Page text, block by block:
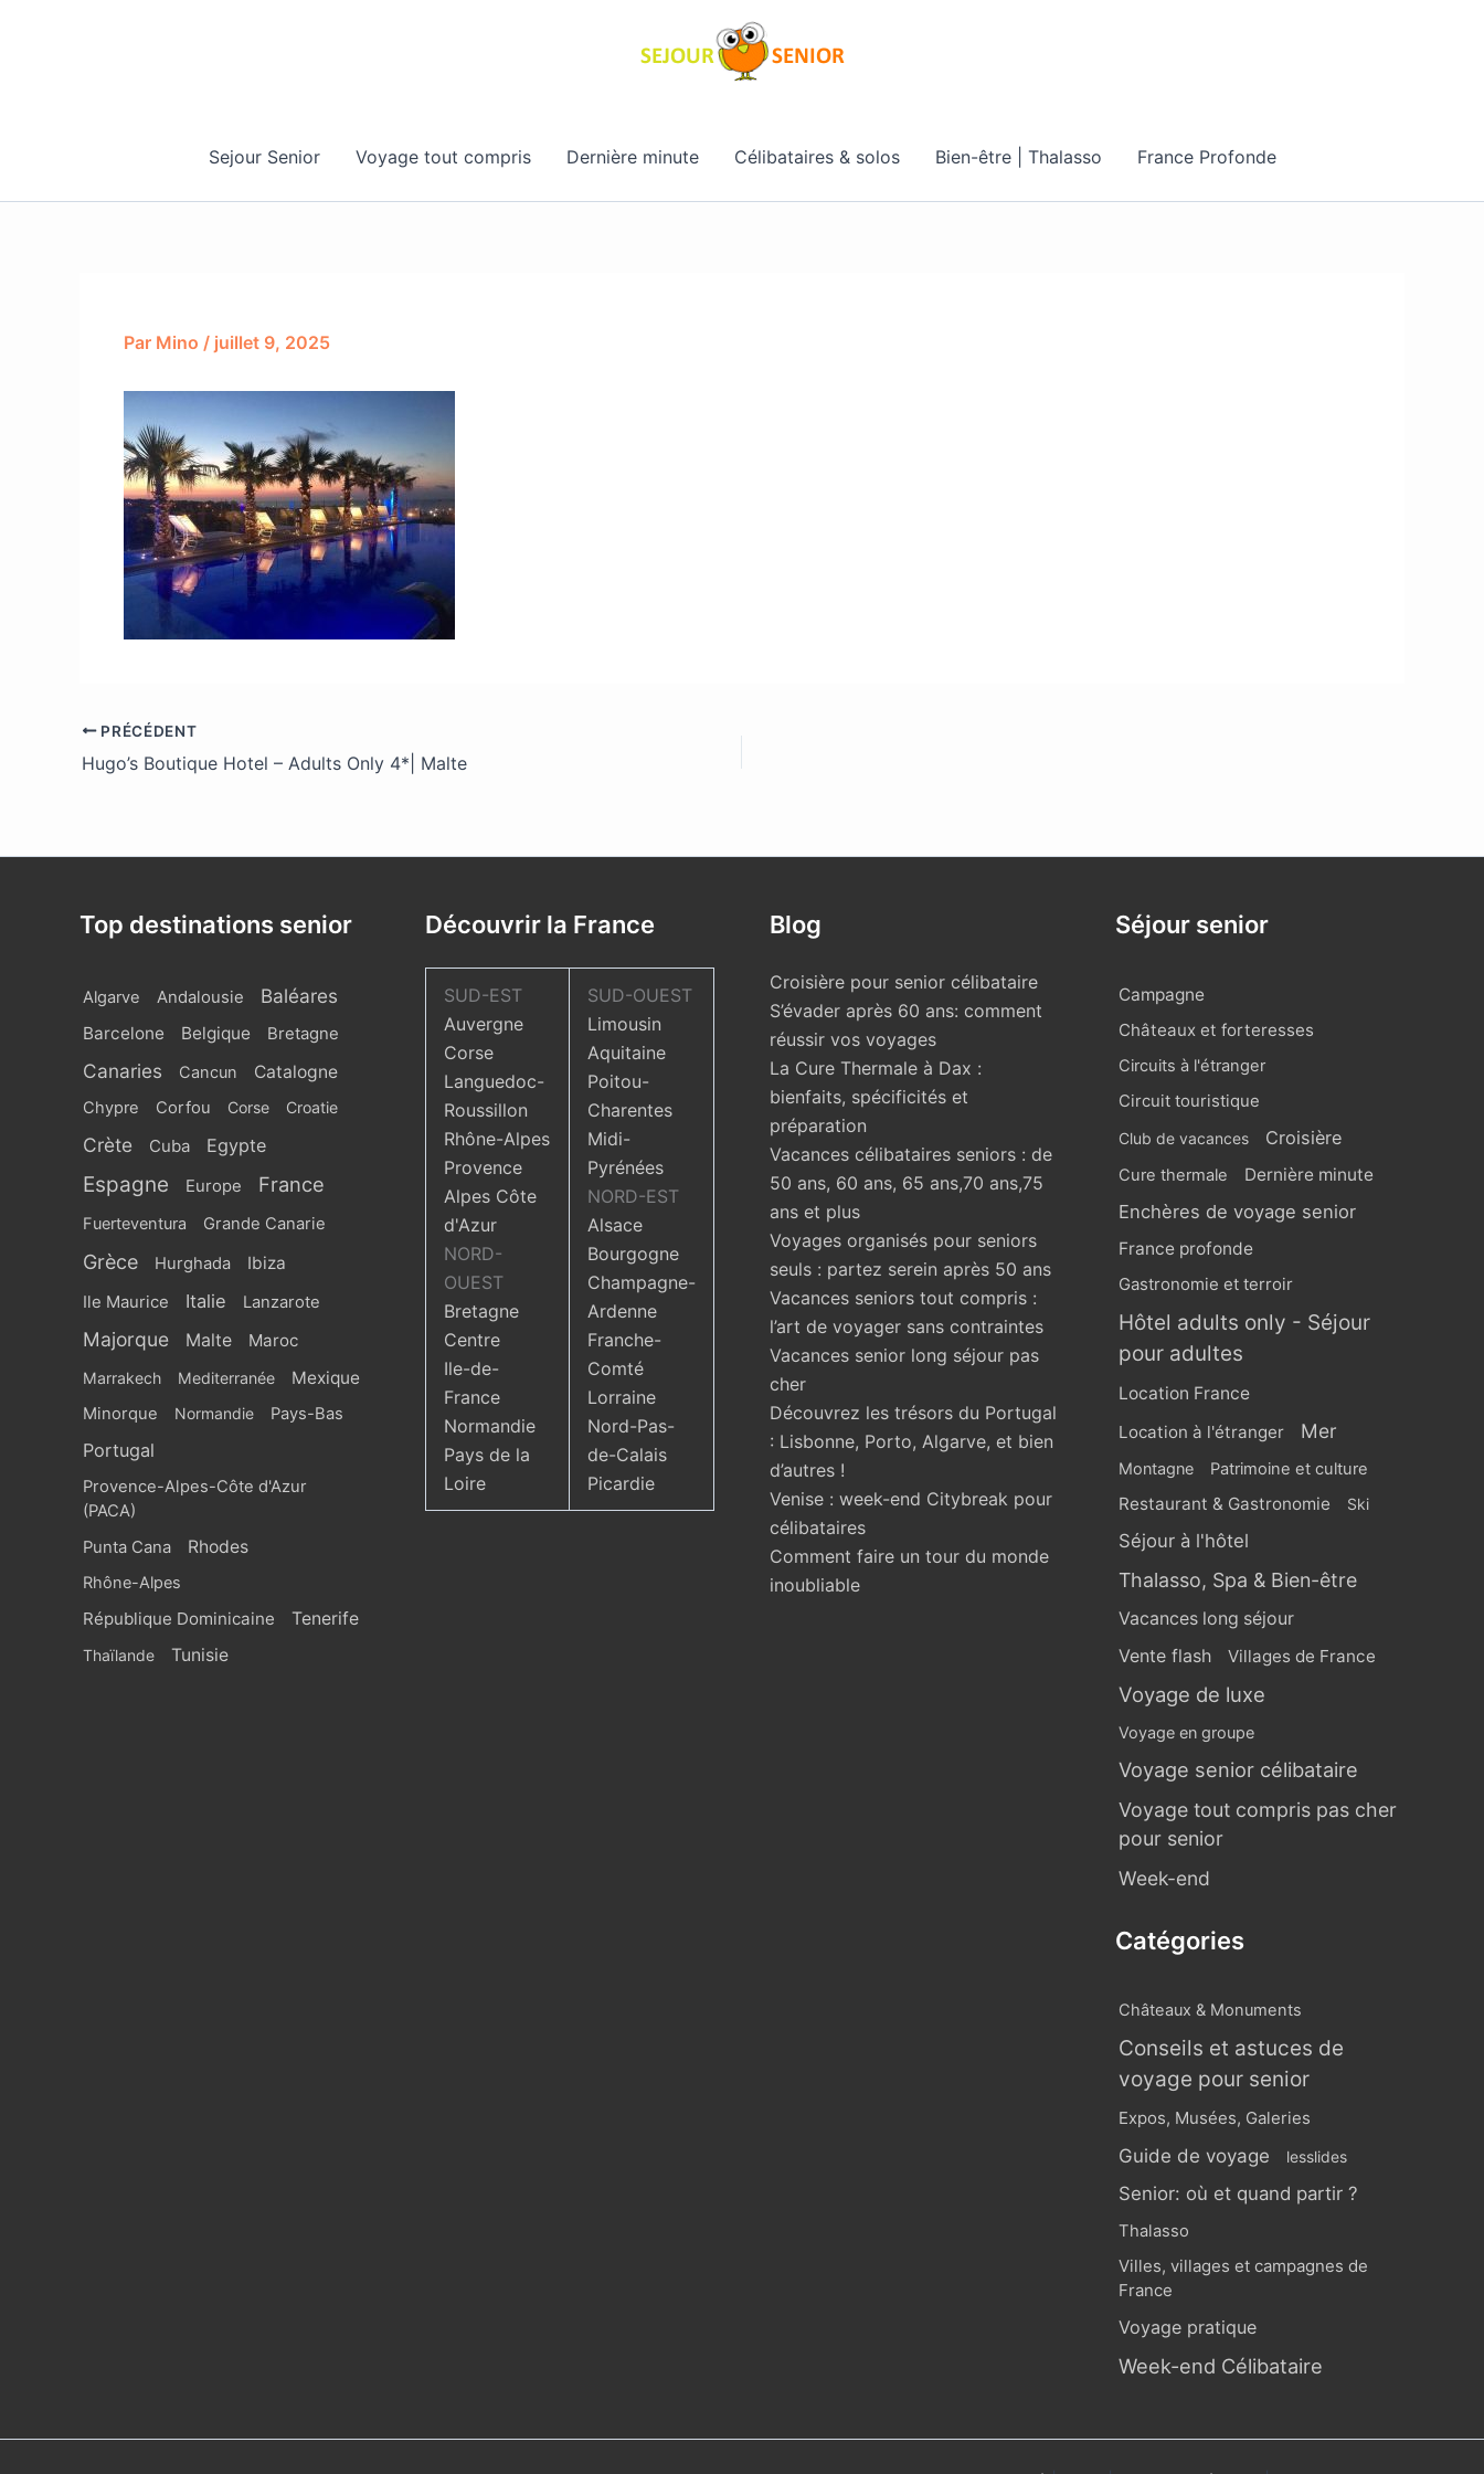
Sejour Senior Voyage tout compris Dernière minute Célibataires & solos Bien-être | Thalasso France Profonde
Par Mino / juillet 9, 2025
PRÉCÉDENT
Hugo’s Boutique Hotel – Adults Only 4*| Malte
Top destinations senior
Algarve Andalousie Baléares
Barcelone Belgique Bretagne
Canaries Cancun Catalogne
Chypre Corfou Corse Croatie
Crète Cuba Egypte
Espagne Europe France
Fuerteventura Grande Canarie
Grèce Hurghada Ibiza
Ile Maurice Italie Lanzarote
Majorque Malte Maroc
Marrakech Mediterranée Mexique
Minorque Normandie Pays-Bas
Portugal
Provence-Alpes-Côte d'Azur
(PACA)
Punta Cana
Rhodes
Rhône-Alpes
République Dominicaine Tenerife
Thaïlande Tunisie
Découvrir la France
SUD-EST
Auvergne
Corse
Languedoc-
Roussillon
Rhône-Alpes
Provence
Alpes Côte
d'Azur
NORD-
OUEST
Bretagne
Centre
Ile-de-
France
Normandie
Pays de la
Loire
SUD-OUEST
Limousin
Aquitaine
Poitou-
Charentes
Midi-
Pyrénées
NORD-EST
Alsace
Bourgogne
Champagne-
Ardenne
Franche-
Comté
Lorraine
Nord-Pas-
de-Calais
Picardie
Blog
Croisière pour senior célibataire
S’évader après 60 ans: comment
réussir vos voyages
La Cure Thermale à Dax :
bienfaits, spécificités et
préparation
Vacances célibataires seniors : de
50 ans, 60 ans, 65 ans,70 ans,75
ans et plus
Voyages organisés pour seniors
seuls : partez serein après 50 ans
Vacances seniors tout compris :
l’art de voyager sans contraintes
Vacances senior long séjour pas
cher
Découvrez les trésors du Portugal
: Lisbonne, Porto, Algarve, et bien
d’autres !
Venise : week-end Citybreak pour
célibataires
Comment faire un tour du monde
inoubliable
Séjour senior
Campagne
Châteaux et forteresses
Circuits à l'étranger
Circuit touristique
Club de vacances Croisière
Cure thermale Dernière minute
Enchères de voyage senior
France profonde
Gastronomie et terroir
Hôtel adults only - Séjour
pour adultes
Location France
Location à l'étranger
Mer
Montagne Patrimoine et culture
Restaurant & Gastronomie Ski
Séjour à l'hôtel
Thalasso, Spa & Bien-être
Vacances long séjour
Vente flash Villages de France
Voyage de luxe
Voyage en groupe
Voyage senior célibataire
Voyage tout compris pas cher
pour senior
Week-end
Catégories
Châteaux & Monuments
Conseils et astuces de
voyage pour senior
Expos, Musées, Galeries
Guide de voyage lesslides
Senior: où et quand partir ?
Thalasso
Villes, villages et campagnes de
France
Voyage pratique
Week-end Célibataire